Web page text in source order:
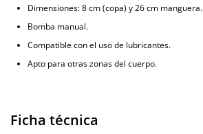
Dimensiones: 8 cm (copa) y 26 cm manguera.
Bomba manual.
Compatible con el uso de lubricantes.
Apto para otras zonas del cuerpo.
Ficha técnica